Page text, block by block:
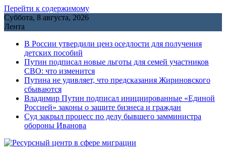
Перейти к содержимому
Суббота, 8 августа, 2026
Лента
В России утвердили ценз оседлости для получения
детских пособий
Путин подписал новые льготы для семей участников
СВО: что изменится
Путина не удивляет, что предсказания Жириновского
сбываются
Владимир Путин подписал инициированные «Единой
Россией» законы о защите бизнеса и граждан
Cуд закрыл процесс по делу бывшего замминистра
обороны Иванова